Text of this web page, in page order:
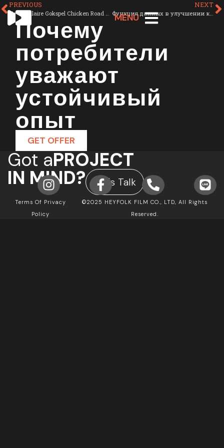
MENU
PREVIOUS
Het Populaire Gokspel Chicken Road Online in Nederland Spelen
NEXT
Функция данных в улучшении клиентского опыта
Почему
потребители
уважают
устойчивый
опыт
GET OFFER
Got aPROJECT
IN MIND? Let's Talk
©2025 HEYFOLK FILM CO., LTD, All Rights
Reserved.
Terms Of Privacy
Policy